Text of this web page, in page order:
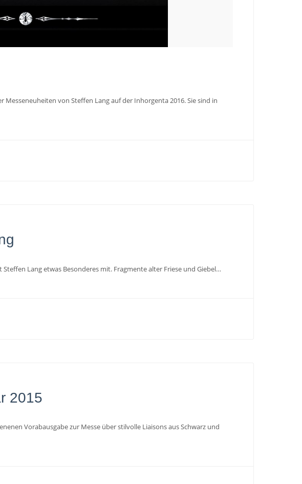
von Steffen Lang auf der Inhorgenta 2016. Sie sind in
Steffen Lang etwas Besonderes mit. Fragmente alter Friese und Giebel…
2015
Vorabausgabe zur Messe über stilvolle Liaisons aus Schwarz und